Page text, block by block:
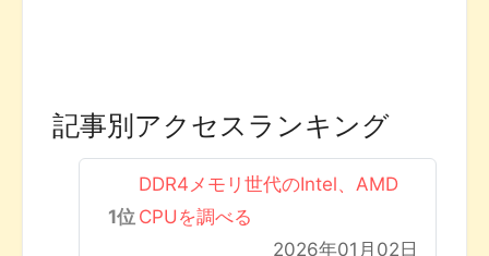
記事別アクセスランキング
DDR4メモリ世代のIntel、AMD
CPUを調べる
2026年01月02日